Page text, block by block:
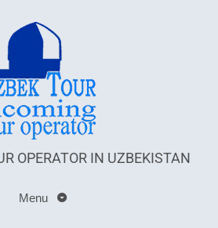
OPERATOR IN UZBEKISTAN
Menu